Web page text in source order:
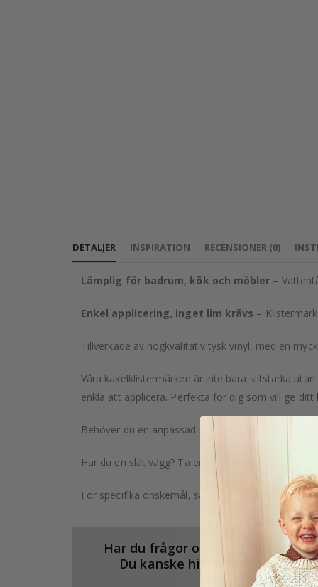
DETALJER
Lämplig för badrum, kök och möbler –
Enkel applicering, inget lim krävs –
Tillverkade av högkvalitativ tysk vinyl, med en
Våra kakelklistermärken är inte bara slitstarka
enkla att applicera. Perfekta för dig som vill ge
Behöver du en anpassad storlek? Klicka på fliken
Har du en slät vägg? Ta en titt på vår
För specifika önskemål, såsom större
INSPIRATION RECENSIONER (0)
Har du frågor om vår kakeldekor?
Du kanske hittar svaren här.